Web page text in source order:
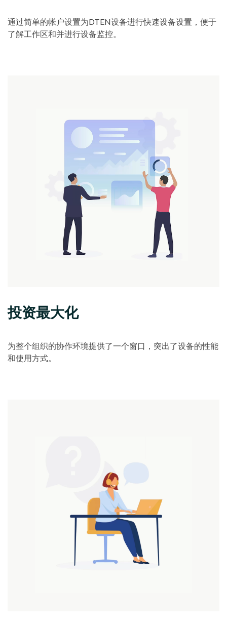
通过简单的帐户设置为DTEN设备进行快速设备设置，便于
了解工作区和并进行设备监控。
投资最大化
为整个组织的协作环境提供了一个窗口，突出了设备的性能
和使用方式。